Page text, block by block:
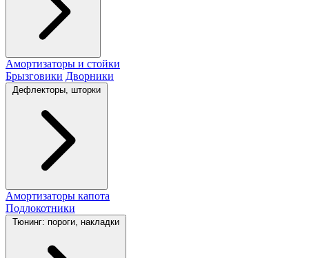
Амортизаторы и стойки
Брызговики Дворники
Дефлекторы, шторки
Амортизаторы капота
Подлокотники
Тюнинг: пороги, накладки